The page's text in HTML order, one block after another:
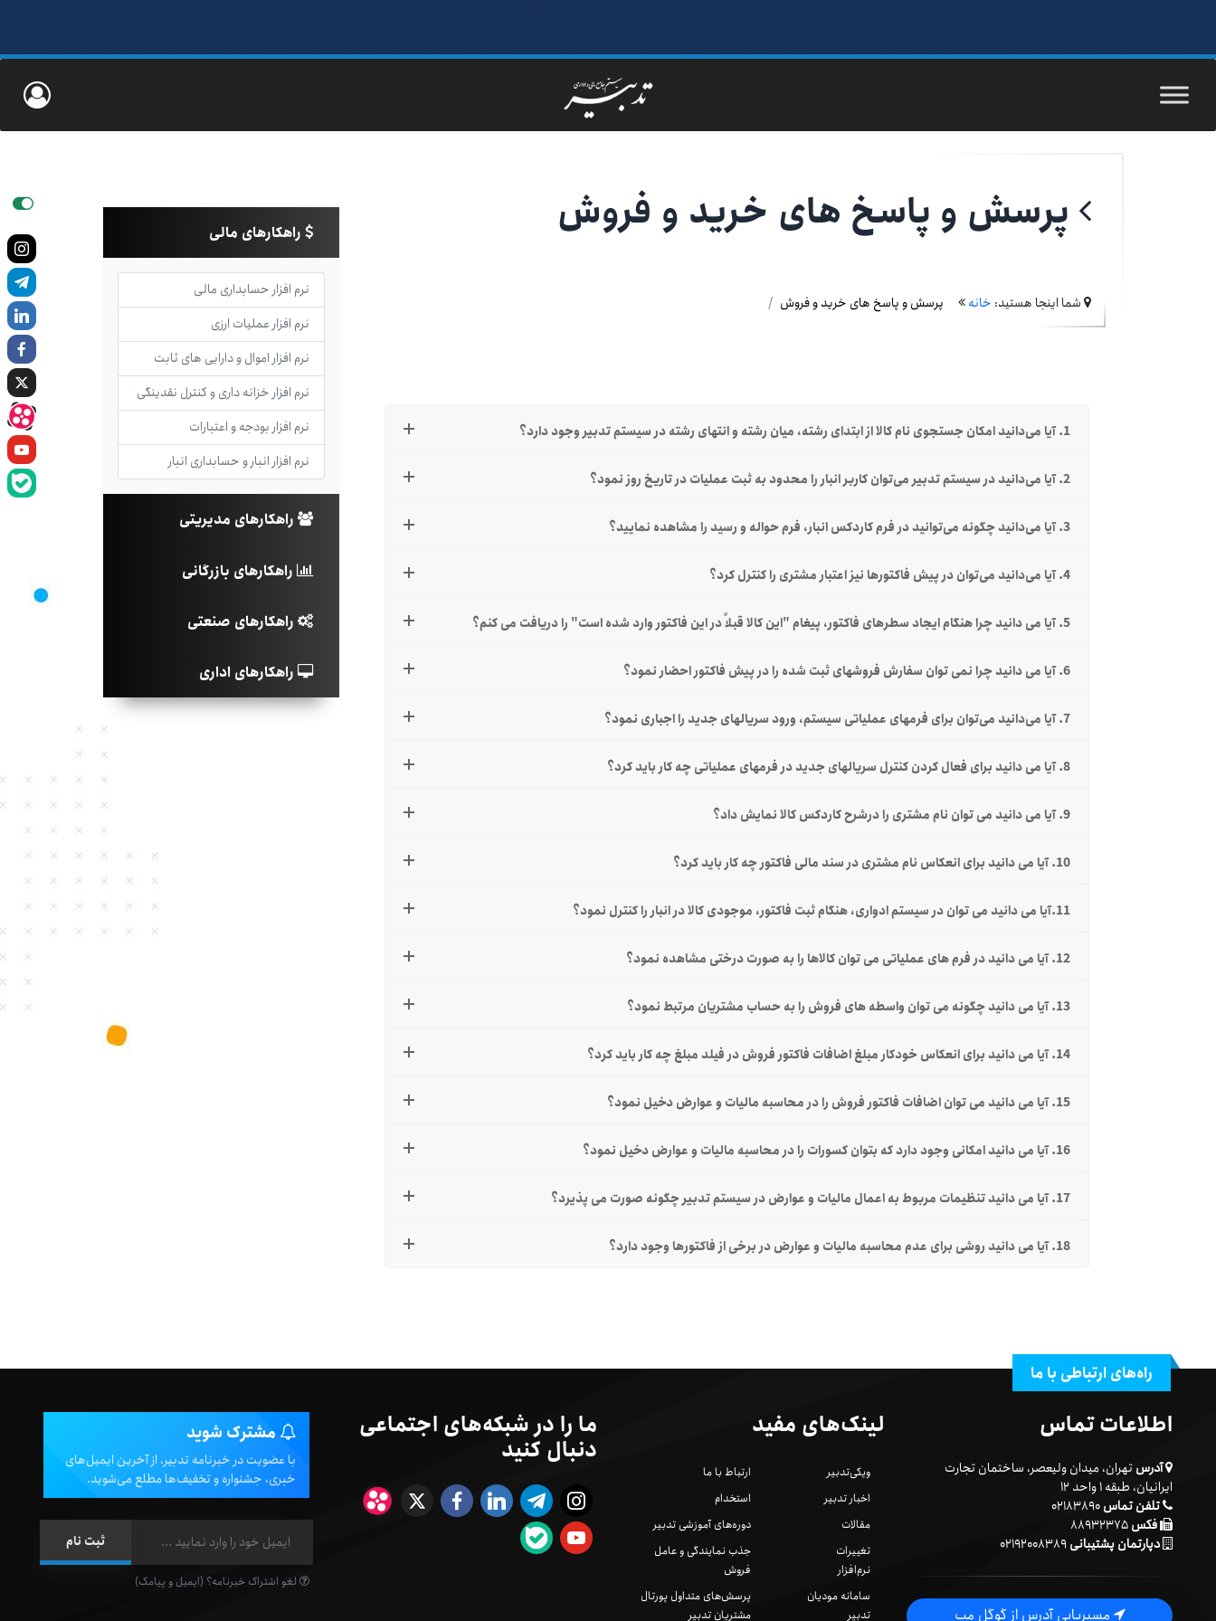
پرسش و پاسخ های خرید و فروش
شما اینجا هستید: خانه پرسش و پاسخ های خرید و فروش
1. آیا می‌دانید امکان جستجوی نام کالا از ابتدای رشته، میان رشته و انتهای رشته در سیستم تدبیر وجود دارد؟
2. آیا می‌دانید در سیستم تدبیر می‌توان کاربر انبار را محدود به ثبت عملیات در تاریخ روز نمود؟
3. آیا می‌‌دانید چگونه می‌‌توانید در فرم کاردکس انبار، فرم حواله و رسید را مشاهده نمایید؟
4. آیا می‌دانید می‌توان در پیش فاکتورها نیز اعتبار مشتری را کنترل کرد؟
5. آیا می دانید چرا هنگام ایجاد سطرهای فاکتور، پیغام "این کالا قبلاً در این فاکتور وارد شده است" را دریافت می کنم؟
6. آیا می دانید چرا نمی توان سفارش فروشهای ثبت شده را در پیش فاکتور احضار نمود؟
7. آیا می‌دانید می‌توان برای فرمهای عملیاتی سیستم، ورود سریالهای جدید را اجباری نمود؟
8. آیا می دانید برای فعال کردن کنترل سریالهای جدید در فرمهای عملیاتی چه کار باید کرد؟
9. آیا می دانید می توان نام مشتری را درشرح کاردکس کالا نمایش داد؟
10. آیا می دانید برای انعکاس نام مشتری در سند مالی فاکتور چه کار باید کرد؟
11.آیا می دانید می توان در سیستم ادواری، هنگام ثبت فاکتور، موجودی کالا در انبار را کنترل نمود؟
12. آیا می دانید در فرم های عملیاتی می توان کالاها را به صورت درختی مشاهده نمود؟
13. آیا می دانید چگونه می توان واسطه های فروش را به حساب مشتریان مرتبط نمود؟
14. آیا می دانید برای انعکاس خودکار مبلغ اضافات فاکتور فروش در فیلد مبلغ چه کار باید کرد؟
15. آیا می دانید می توان اضافات فاکتور فروش را در محاسبه مالیات و عوارض دخیل نمود؟
16. آیا می دانید امکانی وجود دارد که بتوان کسورات را در محاسبه مالیات و عوارض دخیل نمود؟
17. آیا می دانید تنظیمات مربوط به اعمال مالیات و عوارض در سیستم تدبیر چگونه صورت می پذیرد؟
18. آیا می دانید روشی برای عدم محاسبه مالیات و عوارض در برخی از فاکتورها وجود دارد؟
راهکارهای مالی
نرم افزار حسابداری مالی
نرم افزار عملیات ارزی
نرم افزار اموال و دارایی های ثابت
نرم افزار خزانه داری و کنترل نقدینگی
نرم افزار بودجه و اعتبارات
نرم افزار انبار و حسابداری انبار
راهکارهای مدیریتی
راهکارهای بازرگانی
راهکارهای صنعتی
راهکارهای اداری
راه‌های ارتباطی با ما
اطلاعات تماس
آدرستهران، میدان ولیعصر، ساختمان تجارت
ایرانیان، طبقه ۱ واحد ۱۲
تلفن تماس۰۲۱۸۳۸۹۰
فکس
دپارتمان پشتیبانی۰۲۱۹۲۰۰۸۳۸۹
مسیریابی آدرس از گوگل مپ
لینک‌های مفید
ویکی‌تدبیر
اخبار تدبیر
مقالات
تغییرات
نرم‌افزار
سامانه مودیان
تدبیر
ارتباط با ما
استخدام
دوره‌های آموزشی تدبیر
جذب نمایندگی و عامل
فروش
پرسش‌های متداول پورتال
مشتریان تدبیر
ما را در شبکه‌های اجتماعی
دنبال کنید مشترک شوید
با عضویت در خبرنامه تدبیر، از آخرین ایمیل‌های
خبری، جشنواره و تخفیف‌ها مطلع می‌شوید.
لغو اشتراک خبرنامه؟ (ایمیل و پیامک)